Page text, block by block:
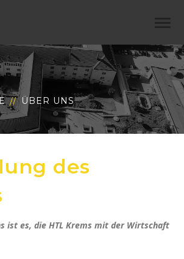
ÜBER UNS
des
ist es, die HTL Krems mit der Wirtschaft